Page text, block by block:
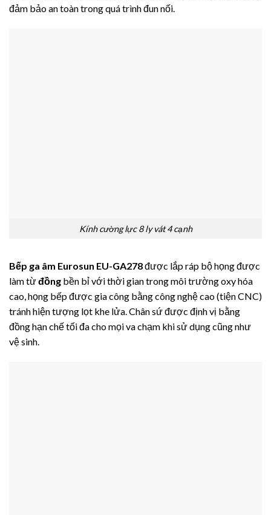
đảm bảo an toàn trong quá trình đun nối.
Kính cường lực 8 ly vát 4 cạnh
Bếp ga âm Eurosun EU-GA278được lắp ráp bộ họng được
làm từđồng bền bỉ với thời gian trong môi trường oxy hóa
cao, họng bếp được gia công bằng công nghệ cao (tiện CNC)
tránh hiện tượng lọt khe lửa. Chân sứ được định vị bằng
đồng hạn chế tối đa cho mọi va chạm khi sử dụng cũng như
vệ sinh.